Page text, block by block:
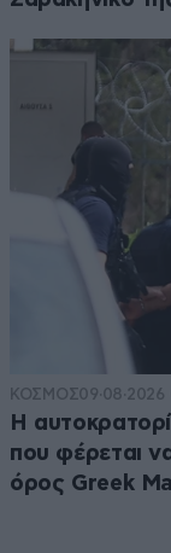
ΚΟΣΜΟΣ
Η
που φέρεται
όρος Greek